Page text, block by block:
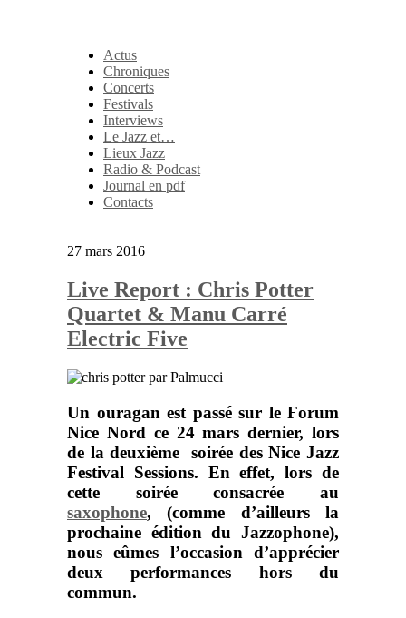
Actus
Chroniques
Concerts
Festivals
Interviews
Le Jazz et…
Lieux Jazz
Radio & Podcast
Journal en pdf
Contacts
27 mars 2016
Live Report : Chris Potter
Quartet & Manu Carré
Electric Five
Un ouragan est passé sur leForum
Nice Nord ce 24 mars dernier, lors
de la deuxième soirée desNice Jazz
Festival Sessions. En effet, lors de
cette soirée consacrée au
saxophone, (comme d’ailleurs la
prochaine édition du Jazzophone),
nous eûmes l’occasion d’apprécier
deux performances hors du
commun.